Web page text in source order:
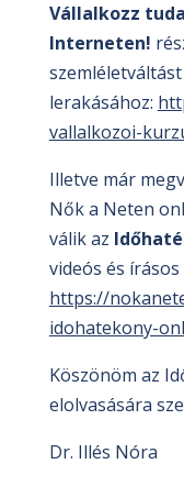
Vállalkozz
Interneten!
lerakásához:
vallalkozoi-
Illetve már
Nők a Neten
válik az
videós és
https://
idohatekony-
Köszönöm az
elolvasására
Dr. Illés Nóra